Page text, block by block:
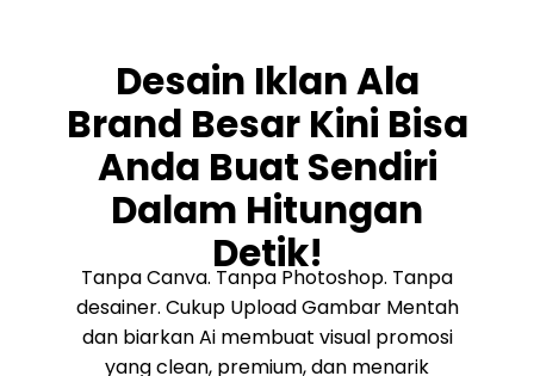
Desain Iklan Ala
Brand Besar Kini Bisa
Anda Buat Sendiri
Dalam Hitungan
Detik!
Tanpa Canva. Tanpa Photoshop. Tanpa
desainer. Cukup Upload Gambar Mentah
dan biarkan Ai membuat visual promosi
yang clean, premium, dan menarik